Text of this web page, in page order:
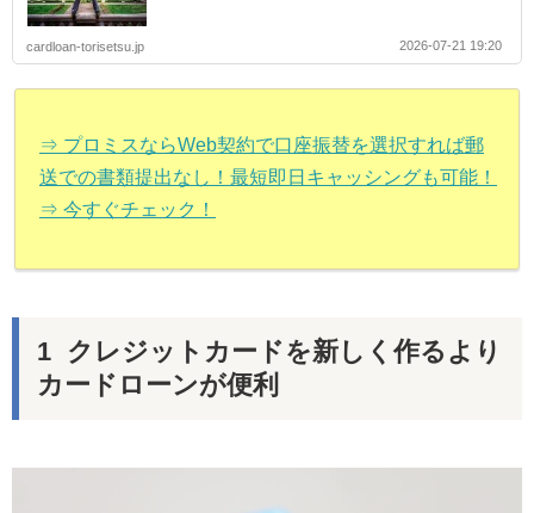
cardloan-torisetsu.jp 2026-07-21 19:20
⇒ プロミスならWeb契約で口座振替を選択すれば郵
送での書類提出なし！最短即日キャッシングも可能！
⇒ 今すぐチェック！
クレジットカードを新しく作るより
カードローンが便利